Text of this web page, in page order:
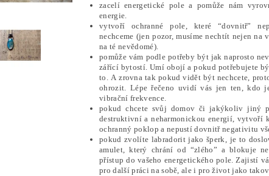
zacelí energetické pole a pomůže nám
energie.
vytvoří ochranné pole, které “dovnitř”
nechceme (jen pozor, musíme nechtít nejen na
na té nevědomé).
pomůže vám podle potřeby být jak naprosto
zářící bytostí. Umí obojí a pokud potřebujete
to. A zrovna tak pokud vidět být nechcete,
ohrozit. Lépe řečeno uvidí vás jen ten, kdo
vibrační frekvence.
pokud chcete svůj domov či jakýkoliv jiný
destruktivní a neharmonickou energií, vytvoří
ochranný poklop a nepustí dovnitř negativitu
pokud zvolíte labradorit jako šperk, je to
amulet, který chrání od “zlého” a blokuje
přístup do vašeho energetického pole. Zajistí
pro další práci na sobě, ale i pro život jako